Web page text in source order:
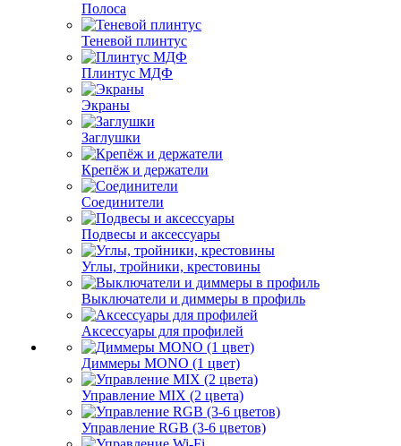
Полоса
Теневой плинтус
Плинтус МДФ
Экраны
Заглушки
Крепёж и держатели
Соединители
Подвесы и аксессуары
Углы, тройники, крестовины
Выключатели и диммеры в профиль
Аксессуары для профилей
Диммеры MONO (1 цвет)
Управление MIX (2 цвета)
Управление RGB (3-6 цветов)